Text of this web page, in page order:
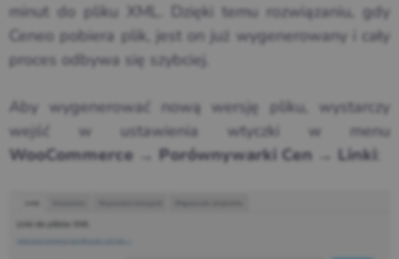
minut do pliku XML. Dzięki temu rozwiązaniu, gdy
Ceneo pobiera plik, jest on już wygenerowany i cały
proces odbywa się szybciej.
Aby wygenerować nową wersję pliku, wystarczy
wejść w ustawienia wtyczki w menu
WooCommerce → Porównywarki Cen → Linki